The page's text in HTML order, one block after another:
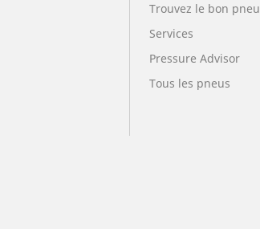
Trouvez le bon pneu
Services
Pressure Advisor
Tous les pneus